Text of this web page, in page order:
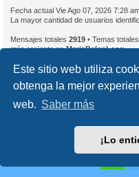
Este sitio web utiliza
obtenga la mejor
web. Saber más
¡Lo
Fecha actual Vie Ago 07, 2026 7:28
La mayor cantidad de usuarios
Mensajes totales 2919 • Temas totales
más reciente esMariaBelenLeon
Desarrollado por
® Forum
Traducción al español porphpBB España
Condiciones